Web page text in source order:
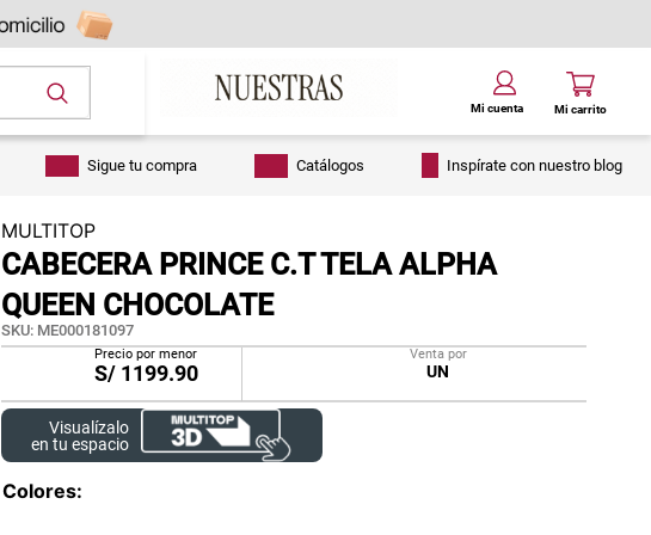
Sigue tu compra Catálogos Inspírate con nuestro blog
MULTITOP
CABECERA PRINCE C.T TELA ALPHA
QUEEN CHOCOLATE
SKU: ME000181097
Precio por menor
S/ 1199.90
Venta por
UN
Visualízalo
en tu espacio
Colores